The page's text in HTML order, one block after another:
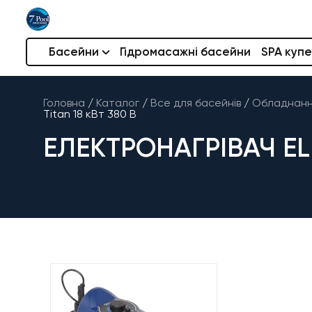
Басейни Гідромасажні басейни SPA
Головна / Каталог / Все для басейнів /
Titan 18 кВт 380 В
ЕЛЕКТРОНАГРІВАЧ